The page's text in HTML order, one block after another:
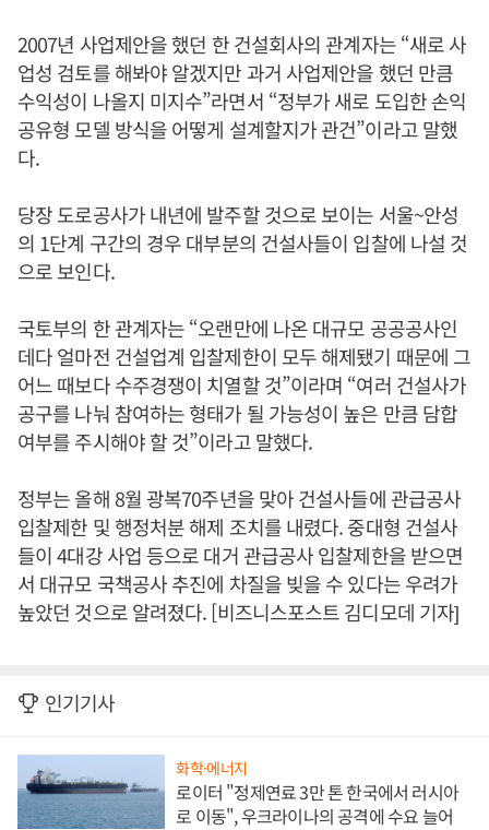
2007년 사업제안을 했던 한 건설회사의 관계자는 “새로 사
업성 검토를 해봐야 알겠지만 과거 사업제안을 했던 만큼
수익성이 나올지 미지수”라면서 “정부가 새로 도입한 손익
공유형 모델 방식을 어떻게 설계할지가 관건”이라고 말했
다.
당장 도로공사가 내년에 발주할 것으로 보이는 서울~안성
의 1단계 구간의 경우 대부분의 건설사들이 입찰에 나설 것
으로 보인다.
국토부의 한 관계자는 “오랜만에 나온 대규모 공공공사인
데다 얼마전 건설업계 입찰제한이 모두 해제됐기 때문에 그
어느 때보다 수주경쟁이 치열할 것”이라며 “여러 건설사가
공구를 나눠 참여하는 형태가 될 가능성이 높은 만큼 담합
여부를 주시해야 할 것”이라고 말했다.
정부는 올해 8월 광복70주년을 맞아 건설사들에 관급공사
입찰제한 및 행정처분 해제 조치를 내렸다. 중대형 건설사
들이 4대강 사업 등으로 대거 관급공사 입찰제한을 받으면
서 대규모 국책공사 추진에 차질을 빚을 수 있다는 우려가
높았던 것으로 알려졌다. [비즈니스포스트 김디모데 기자]
인기기사
화학·에너지
로이터 "정제연료 3만 톤 한국에서 러시아
로 이동", 우크라이나의 공격에 수요 늘어